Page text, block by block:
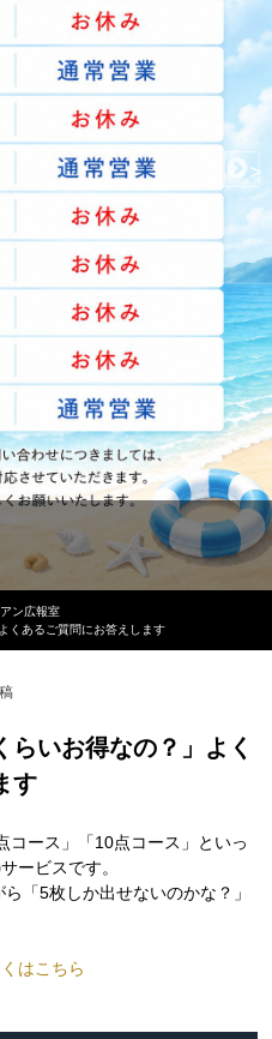
>
ン広報室
くあるご質問にお答えします
らいお得なの？」よく
す
コース」「10点コース」といっ
ービスです。
「5枚しか出せないのかな？」
はこちら